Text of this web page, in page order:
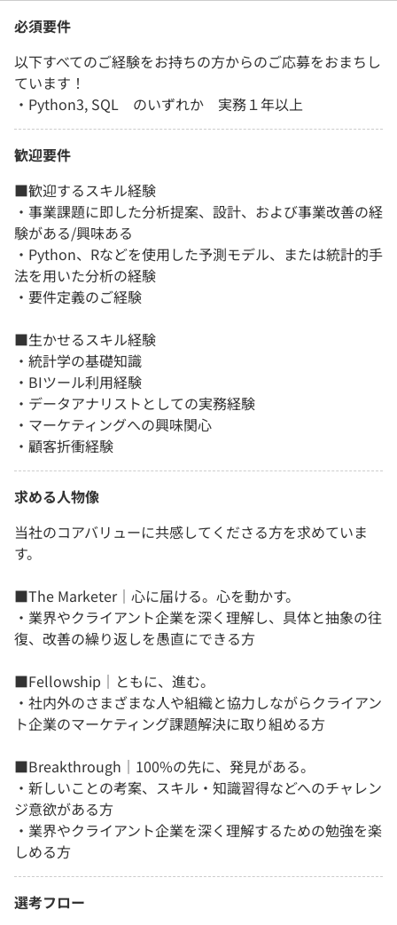
必須要件
以下すべてのご経験をお持ちの方からのご応募をおまちし
ています！
・Python3, SQL のいずれか 実務１年以上
歓迎要件
■歓迎するスキル経験
・事業課題に即した分析提案、設計、および事業改善の経
験がある/興味ある
・Python、Rなどを使用した予測モデル、または統計的手
法を用いた分析の経験
・要件定義のご経験
■生かせるスキル経験
・統計学の基礎知識
・BIツール利用経験
・データアナリストとしての実務経験
・マーケティングへの興味関心
・顧客折衝経験
求める人物像
当社のコアバリューに共感してくださる方を求めていま
す。
■The Marketer｜心に届ける。心を動かす。
・業界やクライアント企業を深く理解し、具体と抽象の往
復、改善の繰り返しを愚直にできる方
■Fellowship｜ともに、進む。
・社内外のさまざまな人や組織と協力しながらクライアン
ト企業のマーケティング課題解決に取り組める方
■Breakthrough｜100%の先に、発見がある。
・新しいことの考案、スキル・知識習得などへのチャレン
ジ意欲がある方
・業界やクライアント企業を深く理解するための勉強を楽
しめる方
選考フロー